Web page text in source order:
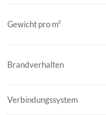
Gewicht pro m²
Brandverhalten
Verbindungssystem